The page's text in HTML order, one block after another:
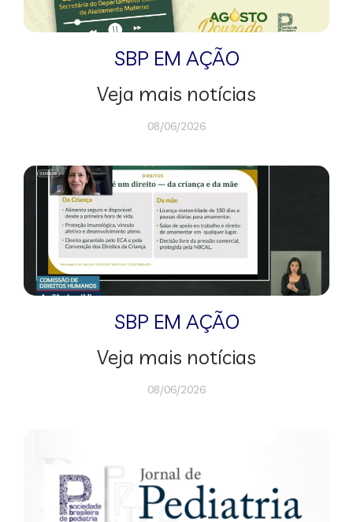
SBP EM AÇÃO
Veja mais notícias
08/06/2026
SBP EM AÇÃO
Veja mais notícias
08/06/2026